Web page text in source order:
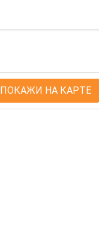
ПОКАЖИ НА КАРТЕ